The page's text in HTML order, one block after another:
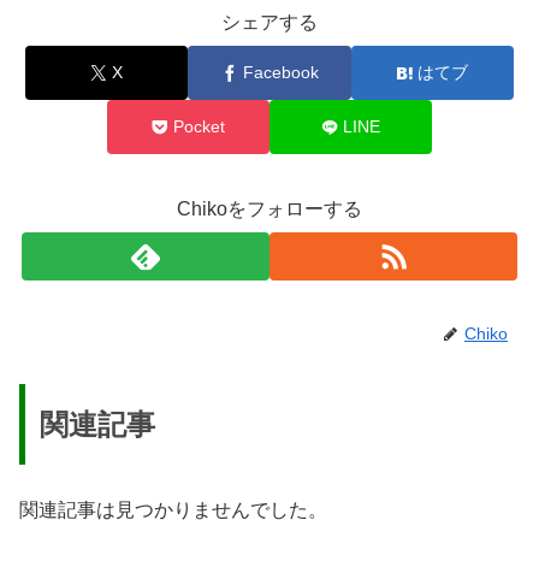
シェアする
X Facebook はてブ
Pocket LINE
Chikoをフォローする
Chiko
関連記事
関連記事は見つかりませんでした。